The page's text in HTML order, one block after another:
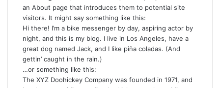
an About page that introduces them to potential site
visitors. It might say something like this:
Hi there! I’m a bike messenger by day, aspiring actor by
night, and this is my blog. I live in Los Angeles, have a
great dog named Jack, and I like piña coladas. (And
gettin’ caught in the rain.)
…or something like this:
The XYZ Doohickey Company was founded in 1971, and